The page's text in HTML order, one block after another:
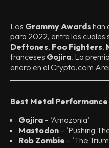
Los Grammy Awards han
para 2022, entre los cuales
Deftones, Foo Fighters,
franceses Gojira. La
enero en el Crypto.com
Best Metal Performance
Gojira – ‘Amazonia’
Mastodon – ‘Pushing
Rob Zombie – ‘The